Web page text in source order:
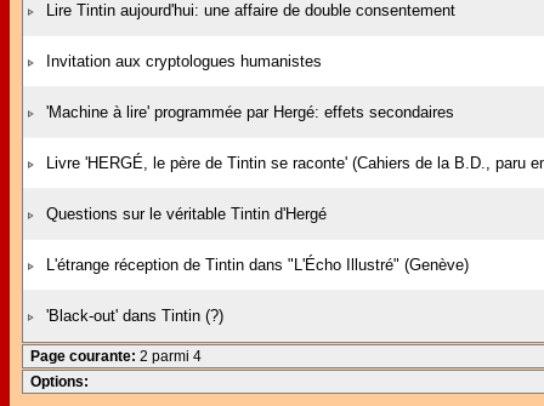
Lire Tintin aujourd'hui: une affaire de double consentement
Invitation aux cryptologues humanistes
'Machine à lire' programmée par Hergé: effets secondaires
Livre 'HERGÉ, le père de Tintin se raconte' (Cahiers de la B.D., paru
Questions sur le véritable Tintin d'Hergé
L'étrange réception de Tintin dans "L'Écho Illustré" (Genève)
'Black-out' dans Tintin (?)
Page courante: 2 parmi 4
Options: